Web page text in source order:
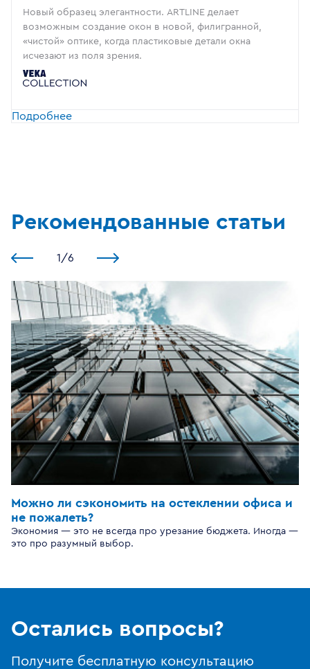
Новый образец элегантности. ARTLINE делает
возможным создание окон в новой, филигранной,
«чистой» оптике, когда пластиковые детали окна
исчезают из поля зрения.
Подробнее
Рекомендованные статьи
1 /6
Можно ли сэкономить на остеклении офиса и
не пожалеть?
Экономия — это не всегда про урезание бюджета. Иногда —
это про разумный выбор.
Остались вопросы?
Получите бесплатную консультацию